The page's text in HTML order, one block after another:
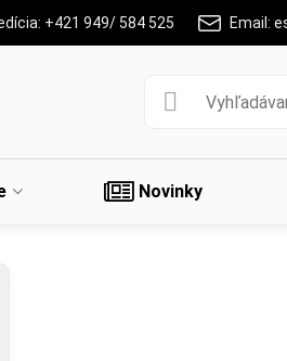
+421 949/ 584 525 Email:
Novinky